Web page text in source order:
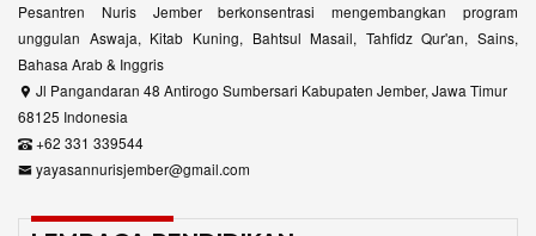
Pesantren Nuris Jember berkonsentrasi mengembangkan program
unggulan Aswaja, Kitab Kuning, Bahtsul Masail, Tahfidz Qur'an, Sains,
Bahasa Arab & Inggris
Jl Pangandaran 48 Antirogo Sumbersari Kabupaten Jember, Jawa Timur
68125 Indonesia
+62 331 339544
yayasannurisjember@gmail.com